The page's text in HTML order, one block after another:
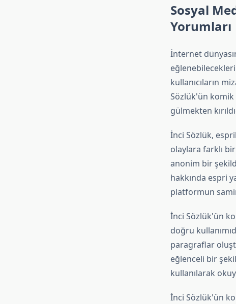
Sosyal
Yorumları
İnternet
kullanıcıların
Sözlük'ün komik
gülmekten
İnci Sözlük,
olaylara farklı
anonim bir
hakkında espri
platformun
İnci Sözlük'ün
doğru
paragraflar
eğlenceli bir
kullanılarak
İnci Sözlük'ün